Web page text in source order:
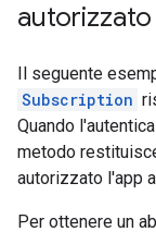
Il seguente
Subscription
Quando
metodo
autorizzato l'app
Per ottenere un